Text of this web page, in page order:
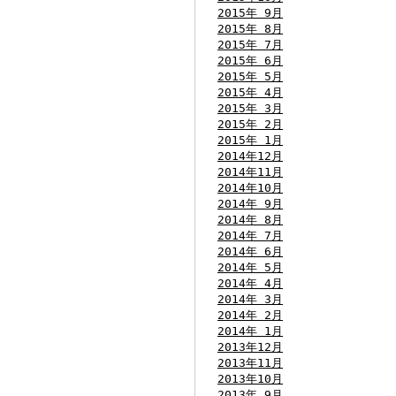
2015年 9月
2015年 8月
2015年 7月
2015年 6月
2015年 5月
2015年 4月
2015年 3月
2015年 2月
2015年 1月
2014年12月
2014年11月
2014年10月
2014年 9月
2014年 8月
2014年 7月
2014年 6月
2014年 5月
2014年 4月
2014年 3月
2014年 2月
2014年 1月
2013年12月
2013年11月
2013年10月